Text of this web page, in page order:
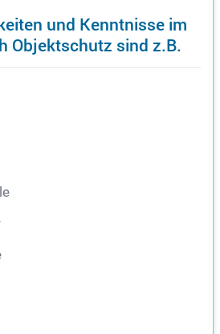
und Kenntnisse im
Objektschutz sind z.B.